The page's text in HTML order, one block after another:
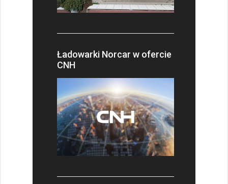
Ładowarki Norcar w ofercie
CNH